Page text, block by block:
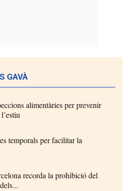
GAVÀ
alimentàries per prevenir
temporals per facilitar la
recorda la prohibició del